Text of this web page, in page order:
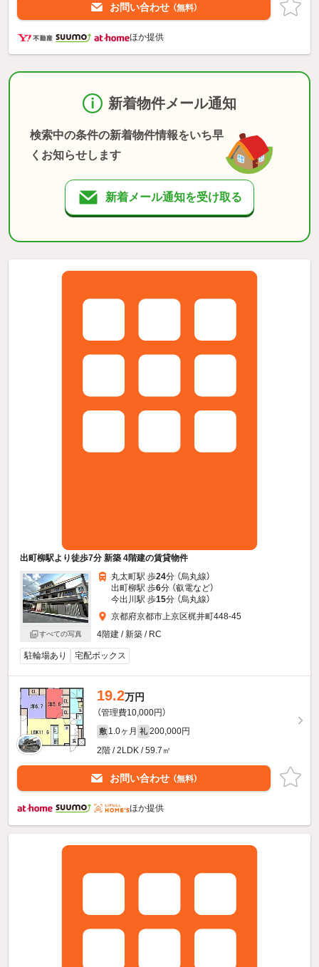
お問い合わせ （無料）
ほか提供
新着物件メール通知
検索中の条件の新着物件情報をいち早
くお知らせします
新着メール通知を受け取る
出町柳駅より徒歩7分 新築 4階建の賃貸物件
すべての写真
丸太町駅 歩24分 （烏丸線）
出町柳駅 歩6分 （叡電など）
今出川駅 歩15分 （烏丸線）
京都府京都市上京区梶井町448-45
4階建 / 新築 / RC
駐輪場あり 宅配ボックス
19.2万円
（管理費10,000円）
敷 1.0ヶ月 礼 200,000円
2階 / 2LDK / 59.7㎡
お問い合わせ （無料）
ほか提供